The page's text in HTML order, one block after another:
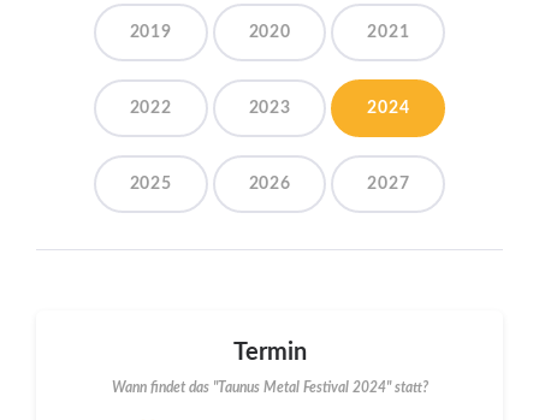
2019 2020 2021
2022 2023 2024
2025 2026 2027
Termin
Wann findet das "Taunus Metal Festival 2024" statt?